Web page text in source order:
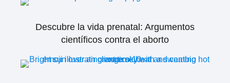
Descubre la vida prenatal: Argumentos
científicos contra el aborto